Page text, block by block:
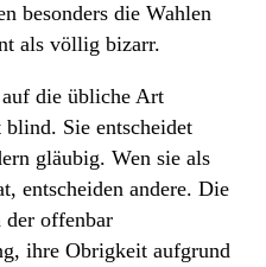
besonders die Wahlen
als völlig bizarr.
die übliche Art
Sie entscheidet
gläubig. Wen sie als
entscheiden andere. Die
der offenbar
ihre Obrigkeit aufgrund